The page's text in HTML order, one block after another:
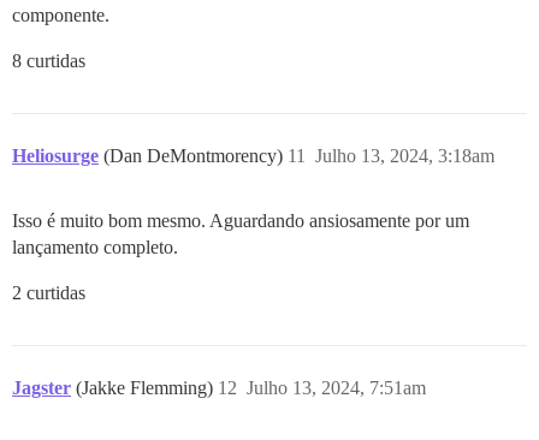
componente.
8 curtidas
Heliosurge (Dan DeMontmorency) Julho 13, 2024, 3:18am
11
Isso é muito bom mesmo. Aguardando ansiosamente por um
lançamento completo.
2 curtidas
Jagster (Jakke Flemming) Julho 13, 2024, 7:51am
12